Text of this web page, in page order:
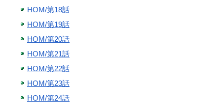
HOM/第18話
HOM/第19話
HOM/第20話
HOM/第21話
HOM/第22話
HOM/第23話
HOM/第24話